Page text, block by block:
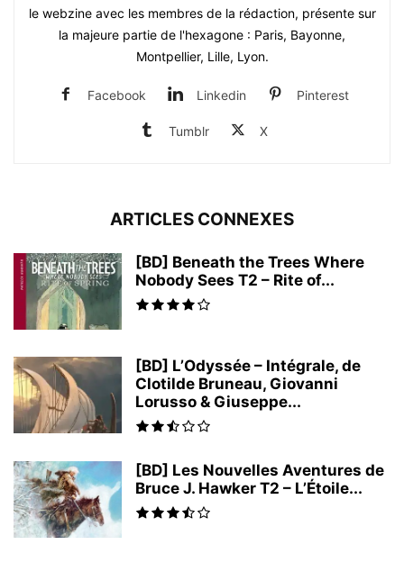
le webzine avec les membres de la rédaction, présente sur
la majeure partie de l'hexagone : Paris, Bayonne,
Montpellier, Lille, Lyon.
Facebook Linkedin Pinterest
Tumblr X
ARTICLES CONNEXES
[BD] Beneath the Trees Where
Nobody Sees T2 – Rite of...
[BD] L’Odyssée – Intégrale, de
Clotilde Bruneau, Giovanni
Lorusso & Giuseppe...
[BD] Les Nouvelles Aventures de
Bruce J. Hawker T2 – L’Étoile...